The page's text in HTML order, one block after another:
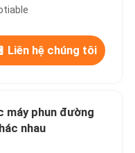
Liên hệ chúng tôi
máy phun đường
nhau